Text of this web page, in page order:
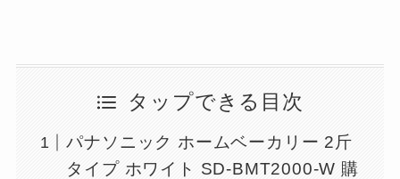
タップできる目次
パナソニック ホームベーカリー 2斤
タイプ ホワイト SD-BMT2000-W 購